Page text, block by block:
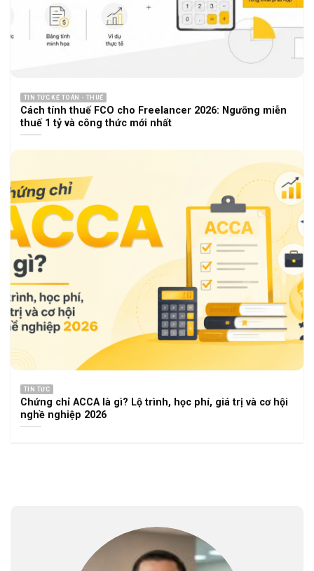
TIN TỨC KẾ TOÁN - THUẾ
Cách tính thuế FCO cho Freelancer 2026: Ngưỡng miễn
thuế 1 tỷ và công thức mới nhất
TIN TỨC
Chứng chỉ ACCA là gì? Lộ trình, học phí, giá trị và cơ hội
nghề nghiệp 2026